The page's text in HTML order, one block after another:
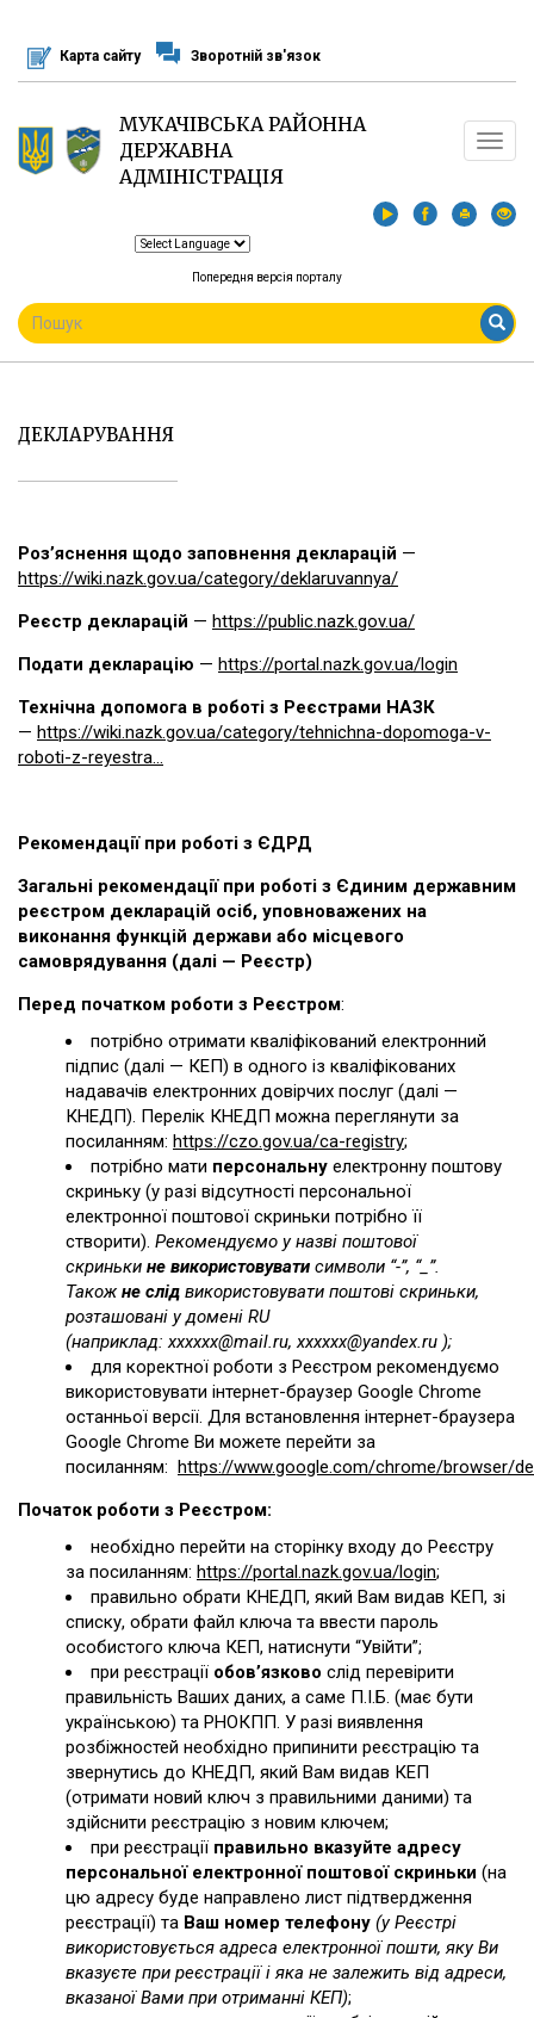
основного
матеріалу
Карта сайту Зворотній зв'язок
МУКАЧІВСЬКА РАЙОННА
ДЕРЖАВНА
АДМІНІСТРАЦІЯ
Toggle
Попередня версія порталу
ПОШУКОВА
ФОРМА
Пошук
ДЕКЛАРУВАННЯ
Роз’яснення щодо заповнення декларацій —
https://wiki.nazk.gov.ua/category/deklaruvannya/
Реєстр декларацій — https://public.nazk.gov.ua/
Подати декларацію — https://portal.nazk.gov.ua/login
Технічна допомога в роботі з Реєстрами НАЗК
— https://wiki.nazk.gov.ua/category/tehnichna-dopomoga-v-
roboti-z-reyestra...
Рекомендації при роботі з ЄДРД
Загальні рекомендації при роботі з Єдиним державним
реєстром декларацій осіб, уповноважених на
виконання функцій держави або місцевого
самоврядування (далі — Реєстр)
Перед початком роботи з Реєстром:
потрібно отримати кваліфікований електронний
підпис (далі — КЕП) в одного із кваліфікованих
надавачів електронних довірчих послуг (далі —
КНЕДП). Перелік КНЕДП можна переглянути за
посиланням: https://czo.gov.ua/ca-registry;
потрібно мати персональну електронну поштову
скриньку (у разі відсутності персональної
електронної поштової скриньки потрібно її
створити). Рекомендуємо у назві поштової
скриньки не використовувати символи “-”, “_”.
Також не слід використовувати поштові скриньки,
розташовані у домені RU
(наприклад: хххххх@mail.ru, хххххх@yandex.ru );
для коректної роботи з Реєстром рекомендуємо
використовувати інтернет-браузер Google Chrome
останньої версії. Для встановлення інтернет-браузера
Google Chrome Ви можете перейти за
посиланням: https://www.google.com/chrome/browser/
Початок роботи з Реєстром:
необхідно перейти на сторінку входу до Реєстру
за посиланням: https://portal.nazk.gov.ua/login;
правильно обрати КНЕДП, який Вам видав КЕП, зі
списку, обрати файл ключа та ввести пароль
особистого ключа КЕП, натиснути “Увійти”;
при реєстрації обов’язково слід перевірити
правильність Ваших даних, а саме П.І.Б. (має бути
українською) та РНОКПП. У разі виявлення
розбіжностей необхідно припинити реєстрацію та
звернутись до КНЕДП, який Вам видав КЕП
(отримати новий ключ з правильними даними) та
здійснити реєстрацію з новим ключем;
при реєстрації правильно вказуйте адресу
персональної електронної поштової скриньки (на
цю адресу буде направлено лист підтвердження
реєстрації) та Ваш номер телефону (у Реєстрі
використовується адреса електронної пошти, яку Ви
вказуєте при реєстрації і яка не залежить від адреси,
вказаної Вами при отриманні КЕП);